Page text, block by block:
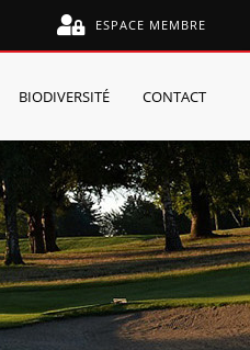
ESPACE MEMBRE
BIODIVERSITÉ CONTACT